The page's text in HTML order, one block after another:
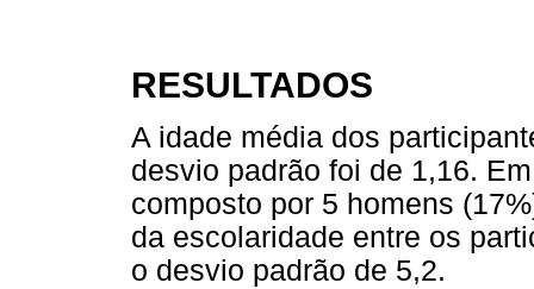
RESULTADOS
A idade média dos
desvio padrão foi de 1,16.
composto por 5 homens
da escolaridade entre os
o desvio padrão de 5,2.